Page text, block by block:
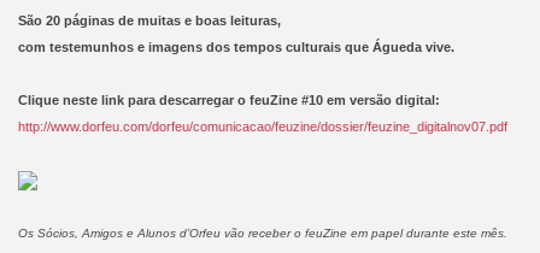
São 20 páginas de muitas e boas leituras,
com testemunhos e imagens dos tempos culturais que Águeda vive.
Clique neste link para descarregar o feuZine #10 em versão digital:
http://www.dorfeu.com/dorfeu/comunicacao/feuzine/dossier/feuzine_digitalnov07.pdf
Os Sócios, Amigos e Alunos d’Orfeu vão receber o feuZine em papel durante este mês.